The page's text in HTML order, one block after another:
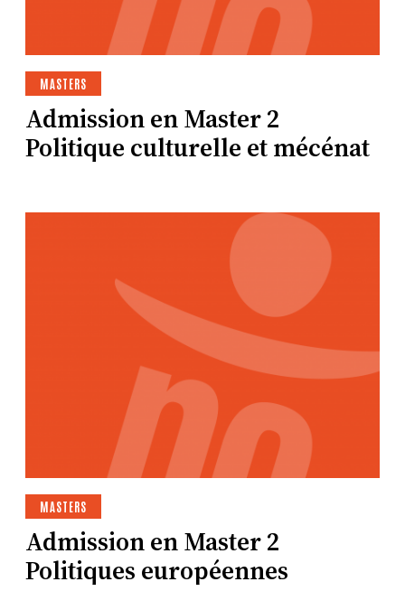
MASTERS
Admission en Master 2
Politique culturelle et mécénat
MASTERS
Admission en Master 2
Politiques européennes